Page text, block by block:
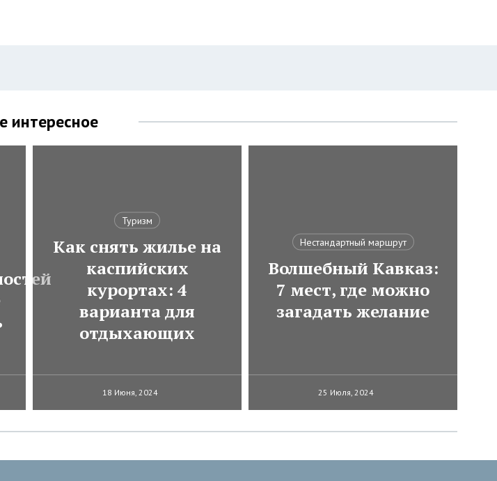
интересное
Туризм
Как снять жилье на
каспийских
курортах: 4
варианта для
отдыхающих
18 Июня, 2024
Нестандартный маршрут
Волшебный Кавказ:
7 мест, где можно
загадать желание
25 Июля, 2024